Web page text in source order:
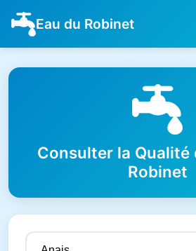
Eau du Robinet
Consulter la Qualité
Robinet